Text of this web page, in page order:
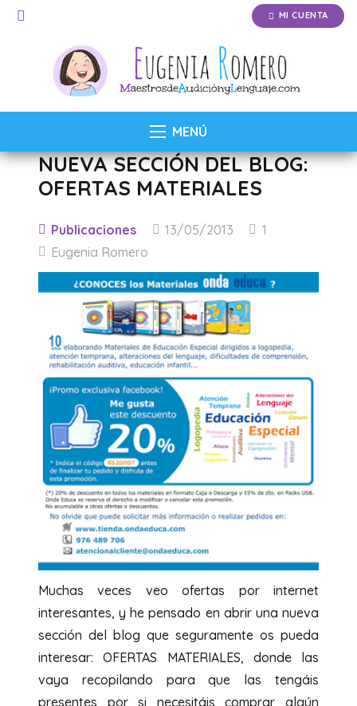
MI CUENTA
MENÚ
NUEVA SECCIÓN DEL BLOG:
OFERTAS MATERIALES
Publicaciones 13/05/2013 1
Eugenia Romero
Muchas veces veo ofertas por internet
interesantes, y he pensado en abrir una nueva
sección del blog que seguramente os pueda
interesar: OFERTAS MATERIALES, donde las
vaya recopilando para que las tengáis
presentes por si necesitáis comprar algún